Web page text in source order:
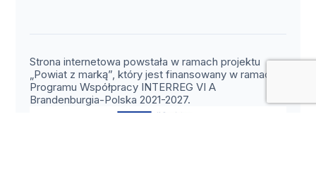
Strona internetowa powstała w ramach projektu
„Powiat z marką”, który jest finansowany w ramach
Programu Współpracy INTERREG VI A
Brandenburgia-Polska 2021-2027.